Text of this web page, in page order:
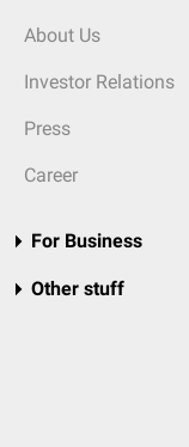
About Us
Investor Relations
Press
Career
For Business
Other stuff